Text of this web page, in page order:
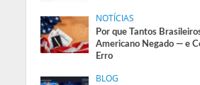
NOTÍCIAS
Por que Tantos
Americano Negado — e
Erro
BLOG